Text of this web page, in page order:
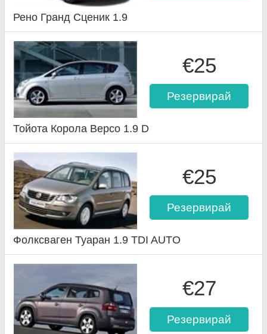
Рено Гранд Сценик 1.9
€25
Резервирай
Тойота Корола Версо 1.9 D
€25
Резервирай
Фолксваген Туаран 1.9 TDI AUTO
€27
Резервирай